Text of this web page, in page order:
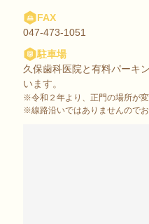
FAX
047-473-1051
駐車場
久保歯科医院と有料パーキ
います。
※令和２年より、正門の場所が変
※線路沿いではありませんのでお